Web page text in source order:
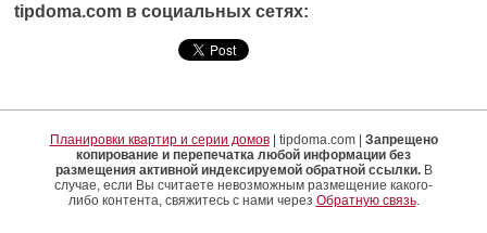
tipdoma.com в социальных сетях:
Планировки квартир и серии домов| tipdoma.com | Запрещено
копирование и перепечатка любой информации без
размещения активной индексируемой обратной ссылки.В
случае, если Вы считаете невозможным размещение какого-
либо контента, свяжитесь с нами через Обратную связь.